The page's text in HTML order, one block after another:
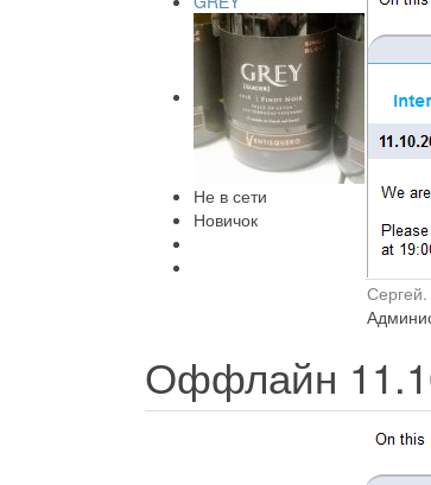
Не в сети
Новичок
Сергей.
Оффлайн